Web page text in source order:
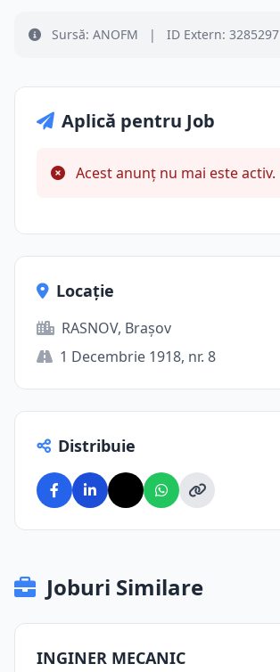
Sursă: ANOFM | ID Extern: 3285297
Aplică pentru Job
Acest anunț nu mai este activ.
Locație
RASNOV, Brașov
1 Decembrie 1918, nr. 8
Distribuie
Joburi Similare
INGINER MECANIC